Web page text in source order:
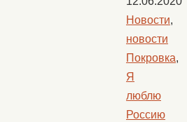
Новости,
новости
Покровка,
Я
люблю
Россию